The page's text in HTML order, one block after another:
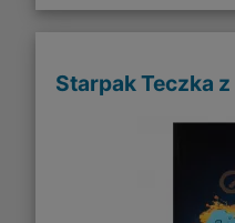
Starpak Teczka